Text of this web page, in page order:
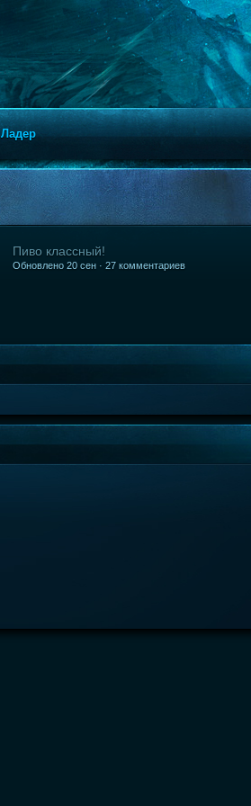
Ладер
Пиво классный!
Обновлено 20 сен · 27 комментариев